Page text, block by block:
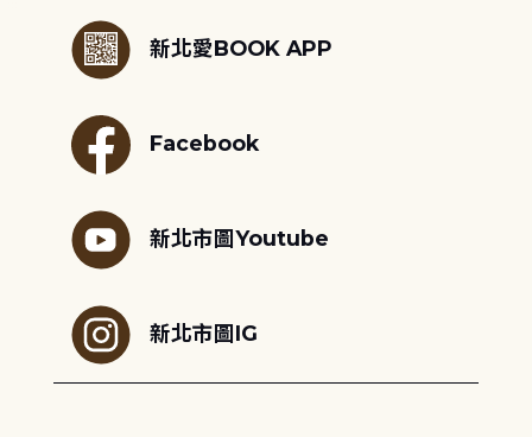
新北愛BOOK APP
Facebook
新北市圖Youtube
新北市圖IG